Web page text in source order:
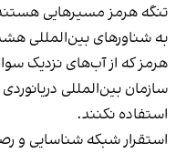
تنگه هرمز مسیرهایی
به شناورهای بین‌المللی
هرمز که از آب‌های نزدیک
سازمان بین‌المللی
استفاده نکنند.
استقرار شبکه شناسایی و